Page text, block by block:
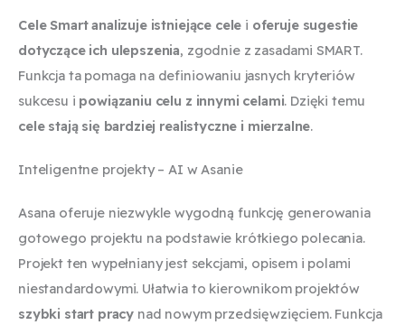
Cele Smart analizuje istniejące cele i oferuje sugestie
dotyczące ich ulepszenia, zgodnie z zasadami SMART.
Funkcja ta pomaga na definiowaniu jasnych kryteriów
sukcesu i powiązaniu celu z innymi celami. Dzięki temu
cele stają się bardziej realistyczne i mierzalne.
Inteligentne projekty – AI w Asanie
Asana oferuje niezwykle wygodną funkcję generowania
gotowego projektu na podstawie krótkiego polecania.
Projekt ten wypełniany jest sekcjami, opisem i polami
niestandardowymi. Ułatwia to kierownikom projektów
szybki start pracy nad nowym przedsięwzięciem. Funkcja